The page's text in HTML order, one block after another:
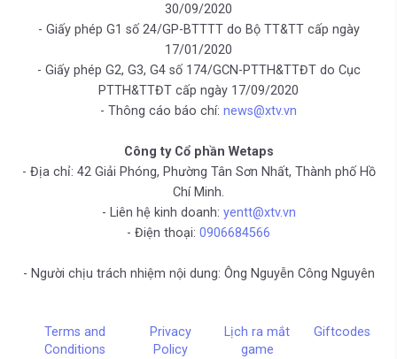
30/09/2020
- Giấy phép G1 số 24/GP-BTTTT do Bộ TT&TT cấp ngày
17/01/2020
- Giấy phép G2, G3, G4 số 174/GCN-PTTH&TTĐT do Cục
PTTH&TTĐT cấp ngày 17/09/2020
- Thông cáo báo chí: news@xtv.vn
Công ty Cổ phần Wetaps
- Địa chỉ: 42 Giải Phóng, Phường Tân Sơn Nhất, Thành phố Hồ
Chí Minh.
- Liên hệ kinh doanh: yentt@xtv.vn
- Điện thoại: 0906684566
- Người chịu trách nhiệm nội dung: Ông Nguyễn Công Nguyên
Terms and
Conditions
Privacy
Policy
Lịch ra mắt
game
Giftcodes